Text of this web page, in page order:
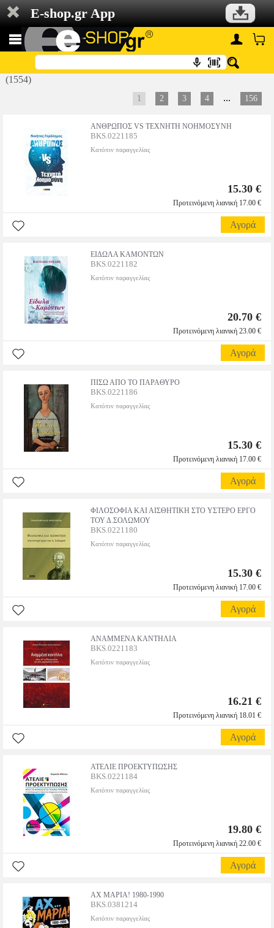
E-shop.gr App
(1554)
1 2 3 4 ... 156
ΑΝΘΡΩΠΟΣ VS ΤΕΧΝΗΤΗ ΝΟΗΜΟΣΥΝΗ
BKS.0221185
Κατόπιν παραγγελίας
15.30 €
Προτεινόμενη λιανική 17.00 €
Αγορά
ΕΙΔΩΛΑ ΚΑΜΟΝΤΩΝ
BKS.0221182
Κατόπιν παραγγελίας
20.70 €
Προτεινόμενη λιανική 23.00 €
Αγορά
ΠΙΣΩ ΑΠΟ ΤΟ ΠΑΡΑΘΥΡΟ
BKS.0221186
Κατόπιν παραγγελίας
15.30 €
Προτεινόμενη λιανική 17.00 €
Αγορά
ΦΙΛΟΣΟΦΙΑ ΚΑΙ ΑΙΣΘΗΤΙΚΗ ΣΤΟ ΥΣΤΕΡΟ ΕΡΓΟ
ΤΟΥ Δ.ΣΟΛΩΜΟΥ
BKS.0221180
Κατόπιν παραγγελίας
15.30 €
Προτεινόμενη λιανική 17.00 €
Αγορά
ΑΝΑΜΜΕΝΑ ΚΑΝΤΗΛΙΑ
BKS.0221183
Κατόπιν παραγγελίας
16.21 €
Προτεινόμενη λιανική 18.01 €
Αγορά
ΑΤΕΛΙΕ ΠΡΟΕΚΤΥΠΩΣΗΣ
BKS.0221184
Κατόπιν παραγγελίας
19.80 €
Προτεινόμενη λιανική 22.00 €
Αγορά
ΑΧ ΜΑΡΙΑ! 1980-1990
BKS.0381214
Κατόπιν παραγγελίας